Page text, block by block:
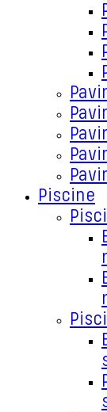
Piscine